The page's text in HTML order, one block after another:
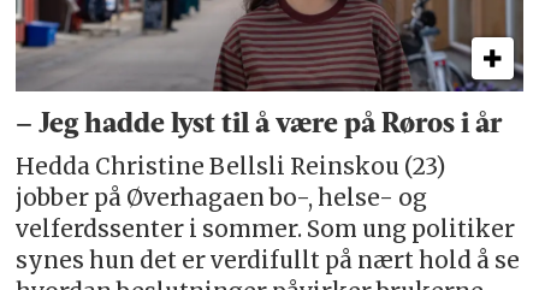
– Jeg hadde lyst til å være på Røros i år
Hedda Christine Bellsli Reinskou (23)
jobber på Øverhagaen bo-, helse- og
velferdssenter i sommer. Som ung politiker
synes hun det er verdifullt på nært hold å se